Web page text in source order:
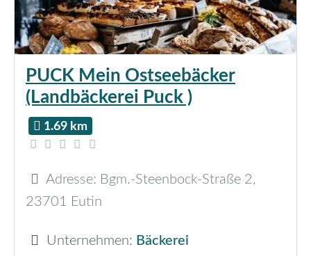
PUCK Mein Ostseebäcker
(Landbäckerei Puck )
1.69 km
Adresse: Bgm.-Steenbock-Straße 2,
23701 Eutin
Unternehmen: Bäckerei